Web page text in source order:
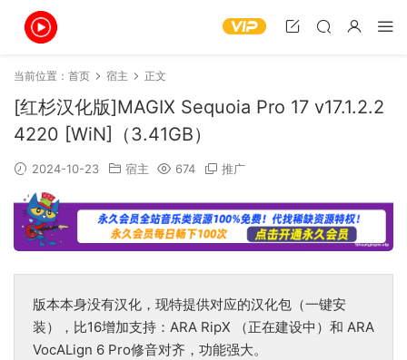
当前位置： 首页 宿主 正文
[红杉汉化版]MAGIX Sequoia Pro 17 v17.1.2.2
4220 [WiN]（3.41GB）
2024-10-23 宿主 674 推广
版本本身没有汉化，现特提供对应的汉化包（一键安
装），比16增加支持：ARA RipX （正在建设中）和 ARA
VocALign 6 Pro修音对齐，功能强大。